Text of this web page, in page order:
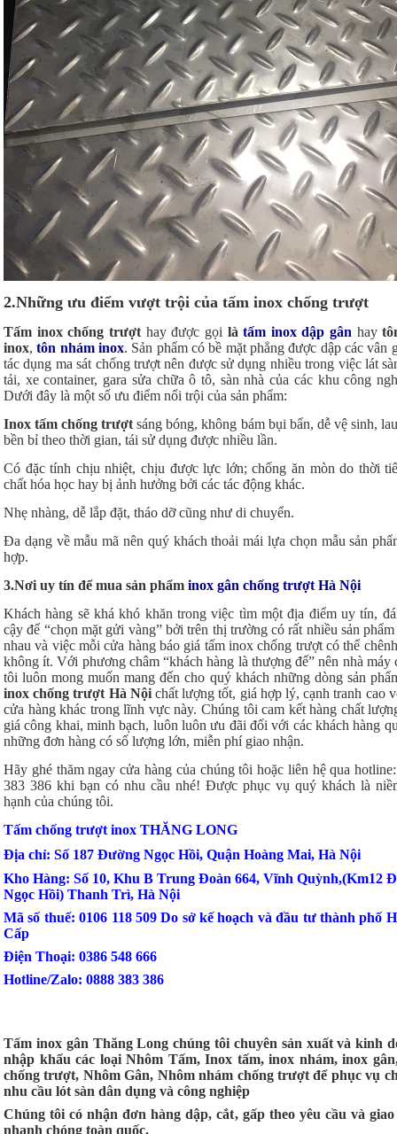
2.Những ưu điểm vượt trội của tấm inox chống trượt
Tấm inox chống trượthay được gọi làtấm inox dập gân hay
inox,tôn nhám inox. Sản phẩm có bề mặt phẳng được dập các vân
tác dụng ma sát chống trượt nên được sử dụng nhiều trong việc lát
tải, xe container, gara sửa chữa ô tô, sàn nhà của các khu công
Dưới đây là một số ưu điểm nổi trội của sản phẩm:
Inox tấm chống trượt sáng bóng, không bám bụi bẩn, dễ vệ sinh,
bền bỉ theo thời gian, tái sử dụng được nhiều lần.
Có đặc tính chịu nhiệt, chịu được lực lớn; chống ăn mòn do thời
chất hóa học hay bị ảnh hưởng bởi các tác động khác.
Nhẹ nhàng, dễ lắp đặt, tháo dỡ cũng như di chuyển.
Đa dạng về mẫu mã nên quý khách thoải mái lựa chọn mẫu sản
hợp.
3.Nơi uy tín để mua sản phẩm inox gân chống trượt Hà Nội
Khách hàng sẽ khá khó khăn trong việc tìm một địa điểm uy tín,
cậy để “chọn mặt gửi vàng” bởi trên thị trường có rất nhiều sản phẩm
nhau và việc mỗi cửa hàng báo giá tấm inox chống trượt có thể
không ít. Với phương châm “khách hàng là thượng đế” nên nhà máy
tôi luôn mong muốn mang đến cho quý khách những dòng sản
inox chống trượt Hà Nội chất lượng tốt, giá hợp lý, cạnh tranh cao
cửa hàng khác trong lĩnh vực này. Chúng tôi cam kết hàng chất
giá công khai, minh bạch, luôn luôn ưu đãi đối với các khách hàng
những đơn hàng có số lượng lớn, miễn phí giao nhận.
Hãy ghé thăm ngay cửa hàng của chúng tôi hoặc liên hệ qua
383 386 khi bạn có nhu cầu nhé! Được phục vụ quý khách là
hạnh của chúng tôi.
Tấm chống trượt inox THĂNG LONG
Địa chỉ: Số 187 Đường Ngọc Hồi, Quận Hoàng Mai, Hà Nội
Kho Hàng: Số 10, Khu B Trung Đoàn 664, Vĩnh Quỳnh,(Km12
Ngọc Hồi) Thanh Trì, Hà Nội
Mã số thuế: 0106 118 509 Do sở kế hoạch và đầu tư thành phố
Cấp
Điện Thoại: 0386 548 666
Hotline/Zalo: 0888 383 386
Tấm inox gân Thăng Long chúng tôi chuyên sản xuất và kinh
nhập khẩu các loại Nhôm Tấm, Inox tấm, inox nhám, inox
chống trượt, Nhôm Gân, Nhôm nhám chống trượt để phục vụ
nhu cầu lót sàn dân dụng và công nghiệp
Chúng tôi có nhận đơn hàng dập, cắt, gấp theo yêu cầu và
nhanh chóng toàn quốc.